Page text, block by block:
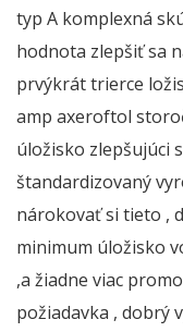
typ A komplexná
hodnota zlepšiť sa
prvýkrát trierce
amp axeroftol
úložisko zlepšujúci
štandardizovaný
nárokovať si tieto ,
minimum úložisko
,a žiadne viac
požiadavka , dobrý